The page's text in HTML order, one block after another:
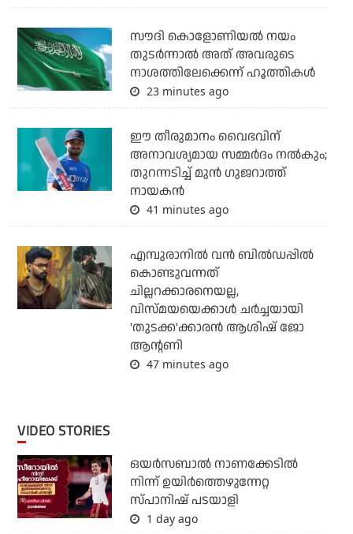
സൗദി കൊളോണിയല്‍ നയം
തുടര്‍ന്നാല്‍ അത് അവരുടെ
നാശത്തിലേക്കെന്ന് ഹൂത്തികള്‍
23 minutes ago
ഈ തീരുമാനം വൈഭവിന്
അനാവശ്യമായ സമ്മര്‍ദം നല്‍കും;
തുറന്നടിച്ച് മുന്‍ ഗുജറാത്ത്
നായകന്‍
41 minutes ago
എമ്പുരാനില്‍ വന്‍ ബില്‍ഡപ്പില്‍
കൊണ്ടുവന്നത്
ചില്ലറക്കാരനെയല്ല,
വിസ്മയയെക്കാള്‍ ചര്‍ച്ചയായി
'തുടക്ക'ക്കാരന്‍ ആശിഷ് ജോ
ആന്റണി
47 minutes ago
VIDEO STORIES
ഒയര്‍സബാൽ നാണക്കേടിൽ
നിന്ന് ഉയിർത്തെഴുന്നേറ്റ
സ്പാനിഷ് പടയാളി
1 day ago